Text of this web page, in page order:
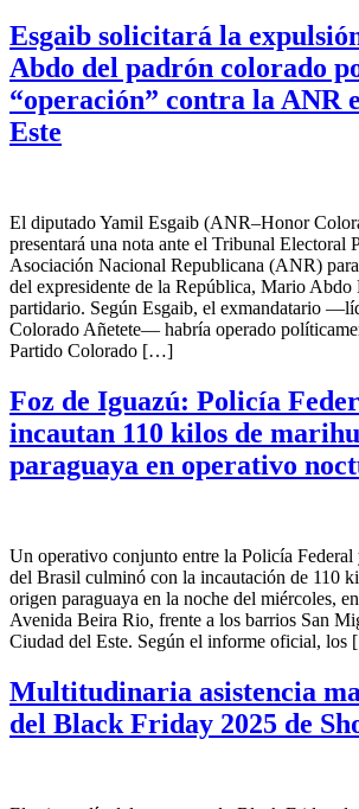
Esgaib solicitará la
Abdo del padrón colorado
“operación” contra la ANR
Este
El diputado Yamil Esgaib (ANR–Honor
presentará una nota ante el Tribunal Electoral
Asociación Nacional Republicana (ANR)
del expresidente de la República, Mario Abdo
partidario. Según Esgaib, el exmandatario
Colorado Añetete— habría operado
Partido Colorado […]
Foz de Iguazú: Policía
incautan 110 kilos de
paraguaya en operativo
Un operativo conjunto entre la Policía
del Brasil culminó con la incautación de 110
origen paraguaya en la noche del miércoles,
Avenida Beira Rio, frente a los barrios San
Ciudad del Este. Según el informe oficial,
Multitudinaria asistencia
del Black Friday 2025 de